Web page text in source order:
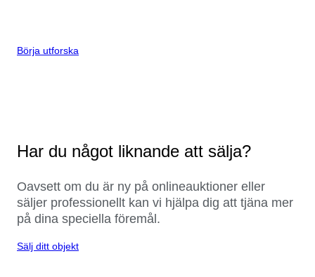
Börja utforska
Har du något liknande att sälja?
Oavsett om du är ny på onlineauktioner eller
säljer professionellt kan vi hjälpa dig att tjäna mer
på dina speciella föremål.
Sälj ditt objekt